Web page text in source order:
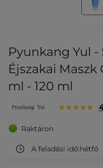
Pyunkang Yul
Éjszakai Maszk
ml - 120 ml
Raktáron
A feladási idő:hétfő